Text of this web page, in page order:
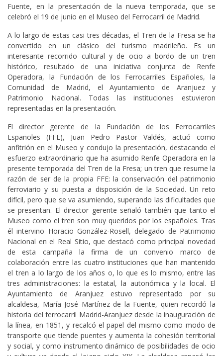
Fuente, en la presentación de la nueva temporada, que se
celebró el 19 de junio en el Museo del Ferrocarril de Madrid.
A lo largo de estas casi tres décadas, el Tren de la Fresa se ha
convertido en un clásico del turismo madrileño. Es un
interesante recorrido cultural y de ocio a bordo de un tren
histórico, resultado de una iniciativa conjunta de Renfe
Operadora, la Fundación de los Ferrocarriles Españoles, la
Comunidad de Madrid, el Ayuntamiento de Aranjuez y
Patrimonio Nacional. Todas las instituciones estuvieron
representadas en la presentación.
El director gerente de la Fundación de los Ferrocarriles
Españoles (FFE), Juan Pedro Pastor Valdés, actuó como
anfitrión en el Museo y condujo la presentación, destacando el
esfuerzo extraordinario que ha asumido Renfe Operadora en la
presente temporada del Tren de la Fresa; un tren que resume la
razón de ser de la propia FFE: la conservación del patrimonio
ferroviario y su puesta a disposición de la Sociedad. Un reto
difícil, pero que se va asumiendo, superando las dificultades que
se presentan. El director gerente señaló también que tanto el
Museo como el tren son muy queridos por los españoles. Tras
él intervino Horacio González-Rosell, delegado de Patrimonio
Nacional en el Real Sitio, que destacó como principal novedad
de esta campaña la firma de un convenio marco de
colaboración entre las cuatro instituciones que han mantenido
el tren a lo largo de los años o, lo que es lo mismo, entre las
tres administraciones: la estatal, la autonómica y la local. El
Ayuntamiento de Aranjuez estuvo representado por su
alcaldesa, María José Martínez de la Fuente, quien recordó la
historia del ferrocarril Madrid-Aranjuez desde la inauguración de
la línea, en 1851, y recalcó el papel del mismo como modo de
transporte que tiende puentes y aumenta la cohesión territorial
y social, y como instrumento dinámico de posibilidades de ocio